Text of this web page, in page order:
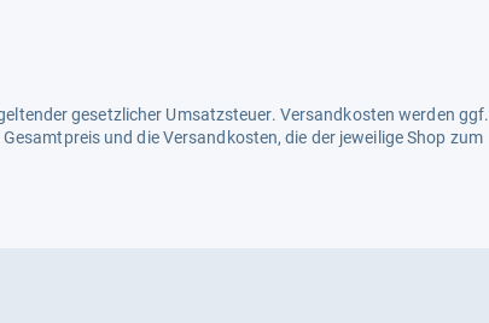
gesetzlicher Umsatzsteuer. Versandkosten werden ggf.
und die Versandkosten, die der jeweilige Shop zum